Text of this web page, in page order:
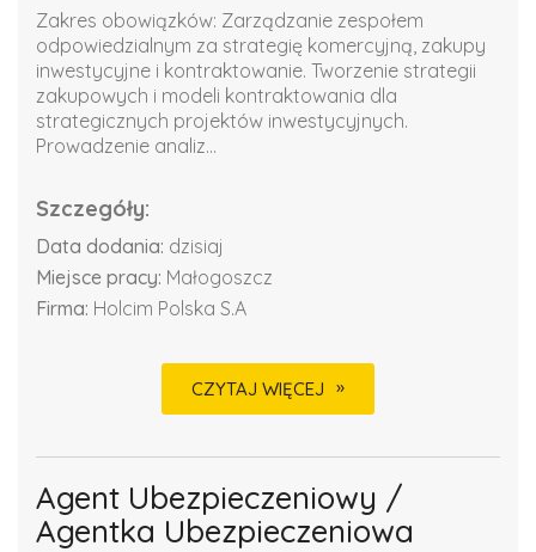
Zakres obowiązków: Zarządzanie zespołem
odpowiedzialnym za strategię komercyjną, zakupy
inwestycyjne i kontraktowanie. Tworzenie strategii
zakupowych i modeli kontraktowania dla
strategicznych projektów inwestycyjnych.
Prowadzenie analiz...
Szczegóły:
Data dodania: dzisiaj
Miejsce pracy: Małogoszcz
Firma: Holcim Polska S.A
CZYTAJ WIĘCEJ
Agent Ubezpieczeniowy /
Agentka Ubezpieczeniowa